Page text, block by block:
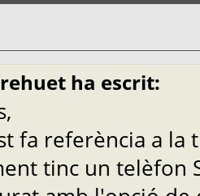
ha escrit:
fa referència a la
tinc un telèfon